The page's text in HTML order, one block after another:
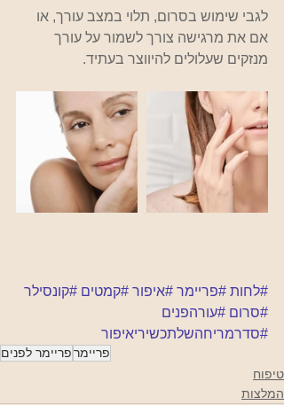
לגבי שימוש בסרום, תלוי במצב עורך, או
אם את מרגישה צורך לשמור על עורך
מנזקים שעלולים להיווצר בעתיד.
#לחות #פריימר #איפור #קמטים #קונסילר
#סרום #עורהפנים
#סדרמריחהשלתכשיריאיפור
פריימרפריימר לפנים
טיפוח
המלצות